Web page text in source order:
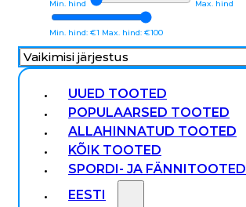
Min. hind Max. hind
Min. hind: €1 Max. hind: €100
UUED TOOTED
POPULAARSED TOOTED
ALLAHINNATUD TOOTED
KÕIK TOOTED
SPORDI- JA FÄNNITOOTED
EESTI